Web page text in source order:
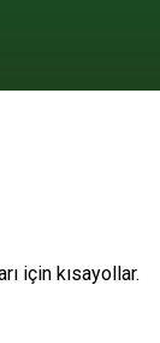
için kısayollar.